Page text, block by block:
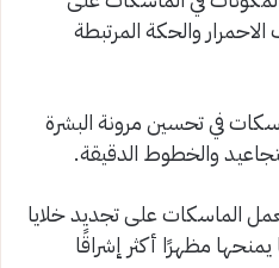
والحكة المرتبطة
في تحسين مرونة البشرة
والخطوط الدقيقة.
الماسكات على تجديد خلايا
يمنحها مظهرًا أكثر إشراقًا